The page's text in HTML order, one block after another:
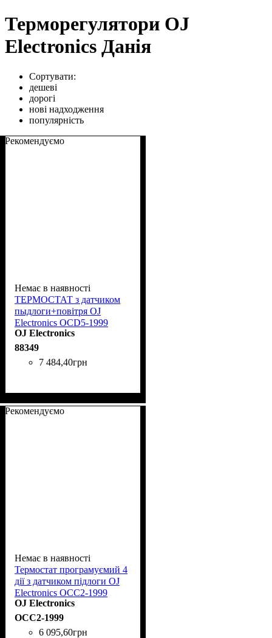
Терморегулятори OJ
Electronics Данія
Сортувати:
дешеві
дорогі
нові надходження
популярність
Рекомендуємо
Немає в наявності
ТЕРМОСТАТ з датчиком
пыдлоги+повітря OJ
Electronics OCD5-1999
16А/3500W +5,+40
OJ Electronics
88349
7 484,40грн
Рекомендуємо
Немає в наявності
Термостат програмуємий 4
дії з датчиком підлоги OJ
Electronics OCC2-1999
16А/3500W +5,+40
OJ Electronics
OCC2-1999
6 095,60грн